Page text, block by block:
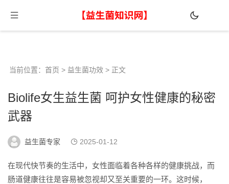
当前位置： 首页 > 益生菌功效 > 正文
Biolife女生益生菌 呵护女性健康的秘密
武器
益生菌专家 2025-01-12
在现代快节奏的生活中，女性面临着各种各样的健康挑战，而
肠道健康往往是容易被忽视却又至关重要的一环。这时候，